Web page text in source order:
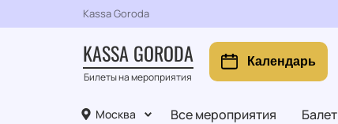
Kassa Goroda
KASSA GORODA
Билеты на мероприятия
Календарь
Москва Все мероприятия Балет